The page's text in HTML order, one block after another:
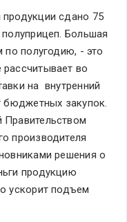
сдано 75
Большая
по полугодию, - это
во
на внутренний
бюджетных закупок.
производителя
решения о
продукцию
ускорит подъем